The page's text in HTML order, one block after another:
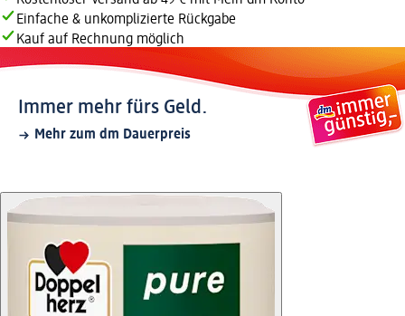
Einfache & unkomplizierte Rückgabe
Kauf auf Rechnung möglich
Immer mehr fürs Geld.
Mehr zum dm Dauerpreis